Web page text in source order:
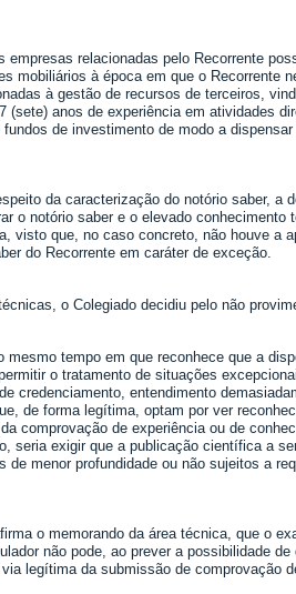
relacionadas pelo Recorrente
mobiliários à época em que o Recorrente
à gestão de recursos de terceiros,
anos de experiência em atividades
de investimento de modo a
da caracterização do notório saber, a
o notório saber e o elevado conhecimento
visto que, no caso concreto, não houve a
do Recorrente em caráter de exceção.
o Colegiado decidiu pelo não
tempo em que reconhece que a
o tratamento de situações
credenciamento, entendimento
de forma legítima, optam por ver
comprovação de experiência ou de
seria exigir que a publicação científica a
menor profundidade ou não sujeitos a
o memorando da área técnica, que o
não pode, ao prever a possibilidade
legítima da submissão de comprovação